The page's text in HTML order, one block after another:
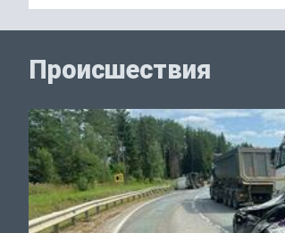
Происшествия